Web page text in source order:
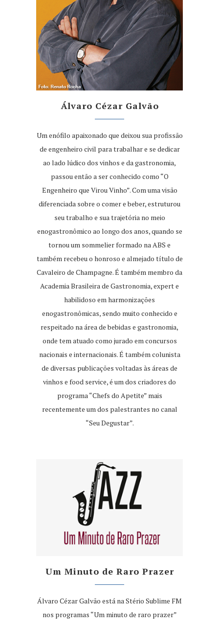
Álvaro Cézar Galvão
Um enófilo apaixonado que deixou sua profissão
de engenheiro civil para trabalhar e se dedicar
ao lado lúdico dos vinhos e da gastronomia,
passou então a ser conhecido como “O
Engenheiro que Virou Vinho”. Com uma visão
diferenciada sobre o comer e beber, estruturou
seu trabalho e sua trajetória no meio
enogastronômico ao longo dos anos, quando se
tornou um sommelier formado na ABS e
também recebeu o honroso e almejado título de
Cavaleiro de Champagne. É também membro da
Academia Brasileira de Gastronomia, expert e
habilidoso em harmonizações
enogastronômicas, sendo muito conhecido e
respeitado na área de bebidas e gastronomia,
onde tem atuado como jurado em concursos
nacionais e internacionais. É também colunista
de diversas publicações voltadas às áreas de
vinhos e food service, é um dos criadores do
programa “Chefs do Apetite” mais
recentemente um dos palestrantes no canal
“Seu Degustar”.
Um Minuto de Raro Prazer
Álvaro Cézar Galvão está na Stério Sublime FM
nos programas “Um minuto de raro prazer”